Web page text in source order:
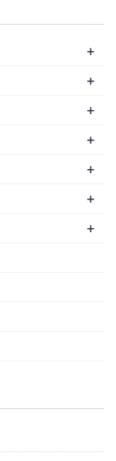
+
+
+
+
+
+
+